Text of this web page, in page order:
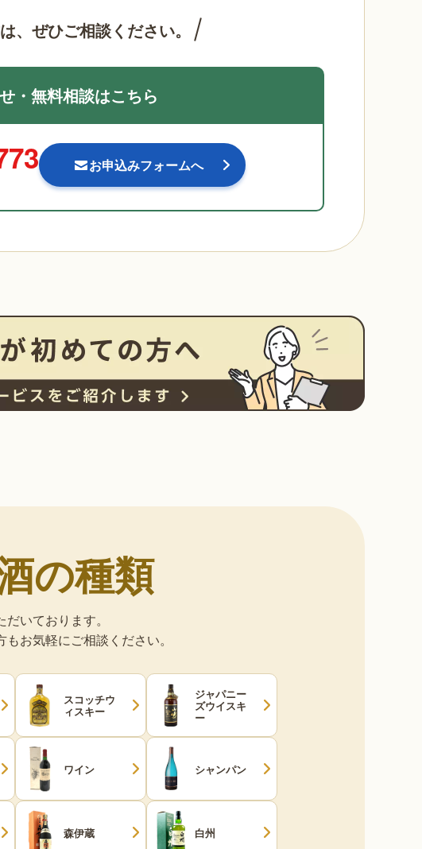
、 ぜひご相談ください。
・無料相談はこちら
お申込みフォームへ
の種類
いております。
お気軽にご相談ください。
スコッチウ
ィスキー
ジャパニー
ズウイスキ
ー
ワイン シャンパン
森伊蔵 白州